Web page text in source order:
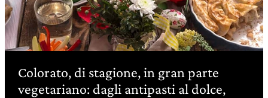
Colorato, di stagione, in gran parte
vegetariano: dagli antipasti al dolce,